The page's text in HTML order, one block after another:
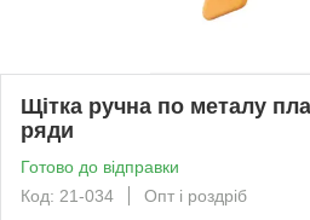
Щітка ручна по металу
ряди
Готово до відправки
Код: 21-034
Опт і роздріб